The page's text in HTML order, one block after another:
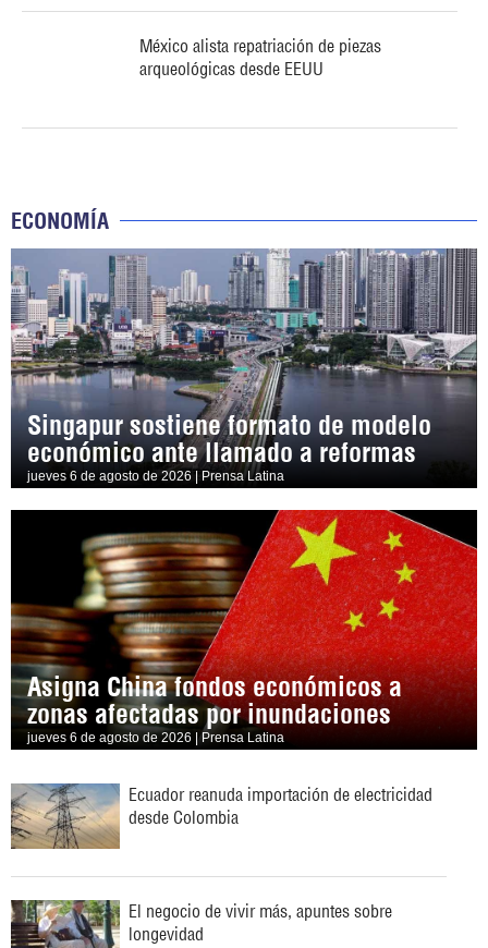
México alista repatriación de piezas
arqueológicas desde EEUU
ECONOMÍA
Singapur sostiene formato de modelo
económico ante llamado a reformas
jueves 6 de agosto de 2026 | Prensa Latina
Asigna China fondos económicos a
zonas afectadas por inundaciones
jueves 6 de agosto de 2026 | Prensa Latina
Ecuador reanuda importación de electricidad
desde Colombia
El negocio de vivir más, apuntes sobre
longevidad